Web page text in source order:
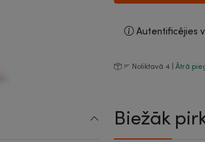
Autentificējies
Noliktavā 4 | Ātrā
Biežāk